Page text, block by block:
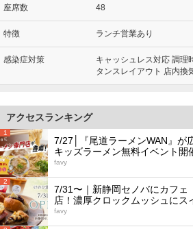
座席数 48
特徴 ランチ営業あり
感染症対策
キャッシュレス対応 調理
タンスレイアウト 店内換
アクセスランキング
1
7/27│『尾道ラーメンWAN』が
キッズラーメン無料イベント開
favy
2
7/31〜｜新静岡セノバにカフェ
店！濃厚クロックムッシュにス
favy